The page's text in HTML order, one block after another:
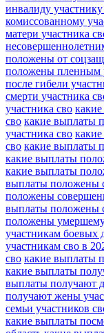
инвалиду
комиссованному
матери участника
положены от
положены пленным
после гибели
смерти участника
участника сво
сво какие выплаты
участника сво
сво какие выплаты
какие выплаты
какие выплаты
выплаты положены
положены
выплаты положены
положены
участникам боевых
участникам сво в
сво какие выплаты
какие выплаты
выплаты получают
получают жены
семьи участников
какие выплаты